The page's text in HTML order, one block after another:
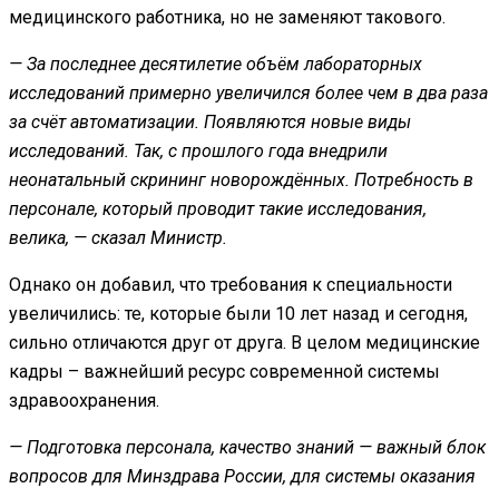
медицинского работника, но не заменяют такового.
— За последнее десятилетие объём лабораторных
исследований примерно увеличился более чем в два раза
за счёт автоматизации. Появляются новые виды
исследований. Так, с прошлого года внедрили
неонатальный скрининг новорождённых. Потребность в
персонале, который проводит такие исследования,
велика, — сказал Министр.
Однако он добавил, что требования к специальности
увеличились: те, которые были 10 лет назад и сегодня,
сильно отличаются друг от друга. В целом медицинские
кадры – важнейший ресурс современной системы
здравоохранения.
— Подготовка персонала, качество знаний — важный блок
вопросов для Минздрава России, для системы оказания